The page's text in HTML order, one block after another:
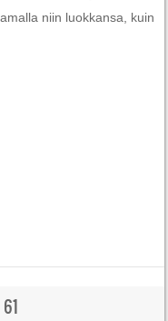
niin luokkansa, kuin